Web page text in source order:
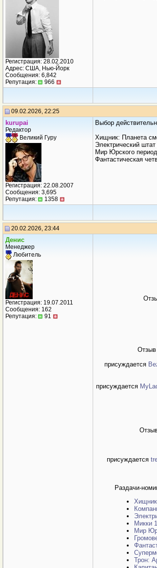
Регистрация: 28.02.2010
Адрес: США, Нью-Йорк
Сообщения: 6,842
Репутация:
966
09.02.2026, 22:25
kurupai
Редактор
Великий Гуру
Регистрация: 22.08.2007
Сообщения: 3,695
Репутация:
1358
Выбор
Хищник: Планета
Электрический
Мир Юрского
Фантастическая
20.02.2026, 23:44
Дeнис
Менеджер
Любитель
Регистрация: 19.07.2011
Сообщения: 162
Репутация:
91
Отзыв
присуждается
присуждается
присуждается
Раздачи-
Микки
Мир
Трон: